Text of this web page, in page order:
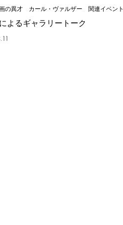
の異才 カール・ヴァルザー 関連イベント
よるギャラリートーク